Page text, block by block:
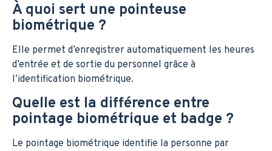
À quoi sert une pointeuse
biométrique ?
Elle permet d’enregistrer automatiquement les heures
d’entrée et de sortie du personnel grâce à
l’identification biométrique.
Quelle est la différence entre
pointage biométrique et badge ?
Le pointage biométrique identifie la personne par